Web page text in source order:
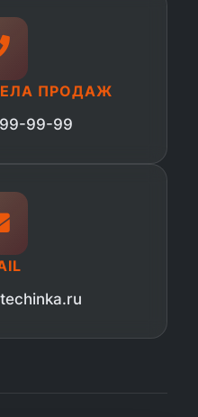
ПРОДАЖ
99-99